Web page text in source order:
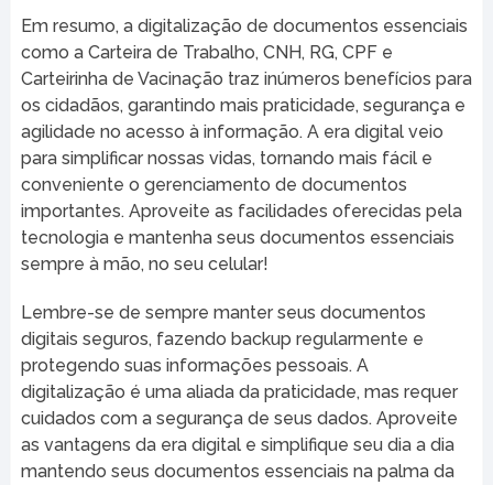
Em resumo, a digitalização de documentos essenciais
como a Carteira de Trabalho, CNH, RG, CPF e
Carteirinha de Vacinação traz inúmeros benefícios para
os cidadãos, garantindo mais praticidade, segurança e
agilidade no acesso à informação. A era digital veio
para simplificar nossas vidas, tornando mais fácil e
conveniente o gerenciamento de documentos
importantes. Aproveite as facilidades oferecidas pela
tecnologia e mantenha seus documentos essenciais
sempre à mão, no seu celular!
Lembre-se de sempre manter seus documentos
digitais seguros, fazendo backup regularmente e
protegendo suas informações pessoais. A
digitalização é uma aliada da praticidade, mas requer
cuidados com a segurança de seus dados. Aproveite
as vantagens da era digital e simplifique seu dia a dia
mantendo seus documentos essenciais na palma da